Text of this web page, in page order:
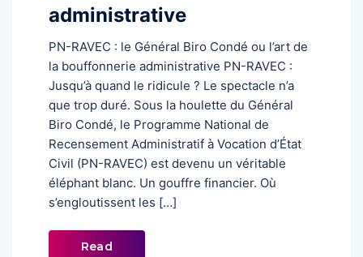
administrative
PN-RAVEC : le Général Biro Condé ou l’art de
la bouffonnerie administrative PN-RAVEC :
Jusqu’à quand le ridicule ? Le spectacle n’a
que trop duré. Sous la houlette du Général
Biro Condé, le Programme National de
Recensement Administratif à Vocation d’État
Civil (PN-RAVEC) est devenu un véritable
éléphant blanc. Un gouffre financier. Où
s’engloutissent les […]
Read